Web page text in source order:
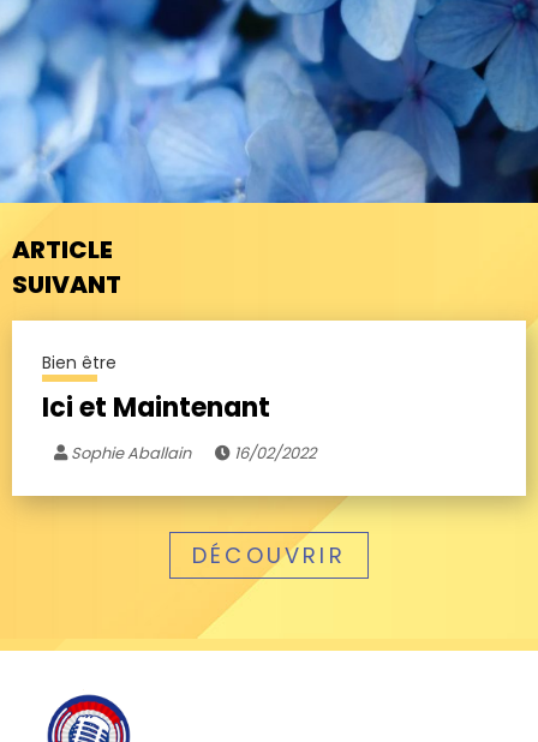
ARTICLE
SUIVANT
Bien être
Ici et Maintenant
Sophie Aballain 16/02/2022
DÉCOUVRIR